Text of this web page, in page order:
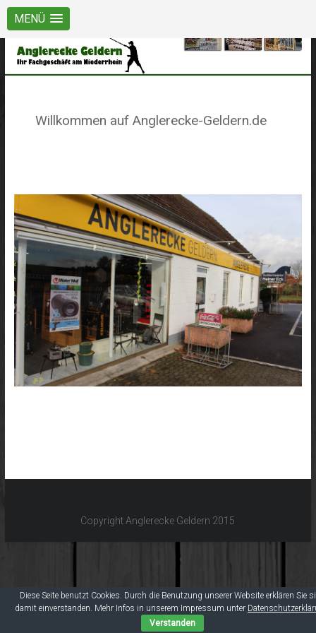
MENÜ
Willkommen auf Anglerecke-Geldern.de
Copyright Anglerecke Geldern 2015
Diese Seite benutzt Cookies. Durch die Benutzung unserer Website erklären Sie
damit einverstanden. Mehr Infos in unserem Impressum unter
Verstanden